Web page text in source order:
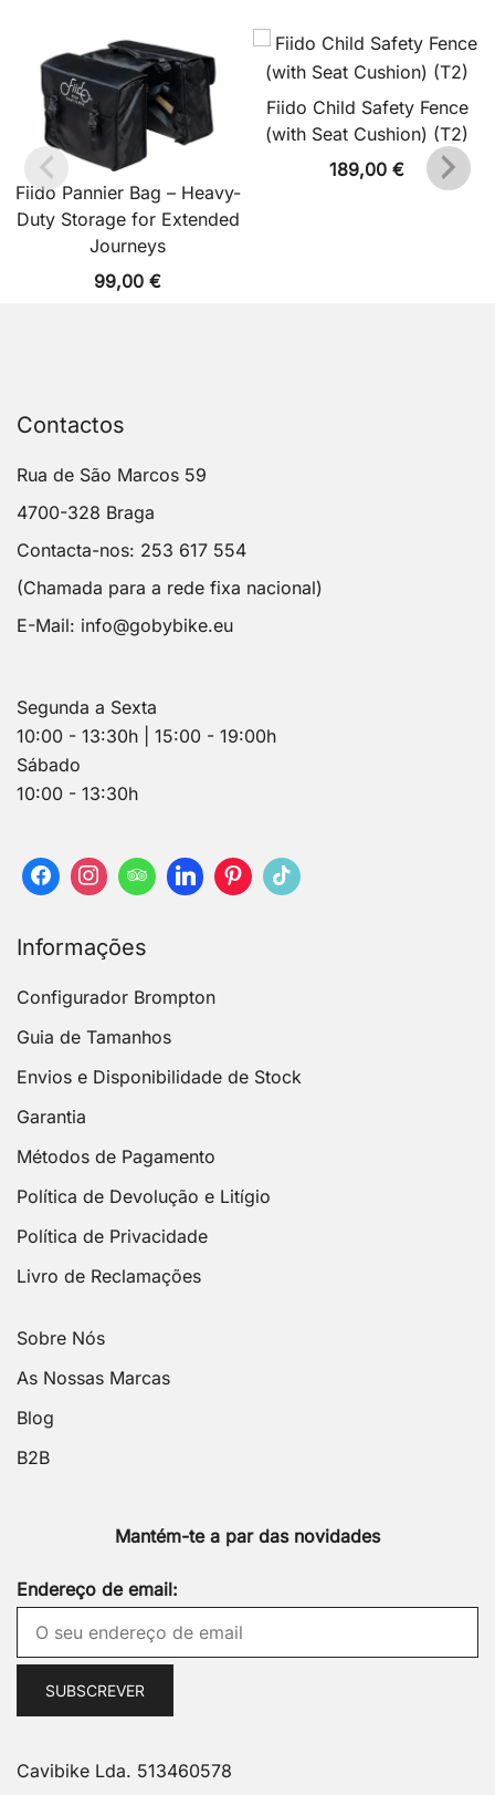
Fiido Pannier Bag – Heavy-
Duty Storage for Extended
Journeys
99,00€
Fiido Child Safety Fence
(with Seat Cushion) (T2)
189,00€
Contactos
Rua de São Marcos 59
4700-328 Braga
Contacta-nos: 253 617 554
(Chamada para a rede fixa nacional)
E-Mail: info@gobybike.eu
Segunda a Sexta
10:00 - 13:30h | 15:00 - 19:00h
Sábado
10:00 - 13:30h
Informações
Configurador Brompton
Guia de Tamanhos
Envios e Disponibilidade de Stock
Garantia
Métodos de Pagamento
Política de Devolução e Litígio
Política de Privacidade
Livro de Reclamações
Sobre Nós
As Nossas Marcas
Blog
B2B
Mantém-te a par das novidades
Endereço de email:
Cavibike Lda. 513460578